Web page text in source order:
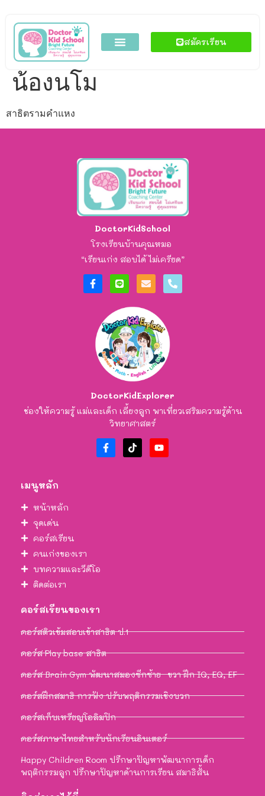
สมัครเรียน
น้องนโม
สาธิตรามคำแหง
DoctorKidSchool
โรงเรียนบ้านคุณหมอ
“เรียนเก่ง สอบได้ ไม่เครียด”
DoctorKidExplorer
ช่องให้ความรู้ แม่และเด็ก เลี้ยงลูก พาเที่ยวเสริมความรู้ด้าน
วิทยาศาสตร์
เมนูหลัก
หน้าหลัก
จุดเด่น
คอร์สเรียน
คนเก่งของเรา
บทความและวีดีโอ
ติดต่อเรา
คอร์สเรียนของเรา
คอร์สติวเข้มสอบเข้าสาธิต ป.1
คอร์ส Play base สาธิต
คอร์ส Brain Gym พัฒนาสมองซีกซ้าย–ขวา ฝึก IQ, EQ, EF
คอร์สฝึกสมาธิ การฟัง ปรับพฤติกรรมเชิงบวก
คอร์สเก็บเหรียญโอลิมปิก
คอร์สภาษาไทยสำหรับนักเรียนอินเตอร์
Happy Children Room ปรึกษาปัญหาพัฒนาการเด็ก
พฤติกรรมลูก ปรึกษาปัญหาด้านการเรียน สมาธิสั้น